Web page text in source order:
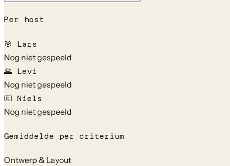
Per host
🎯 Lars
Nog niet gespeeld
🌄 Levi
Nog niet gespeeld
💶 Niels
Nog niet gespeeld
Gemiddelde per criterium
Ontwerp & Layout